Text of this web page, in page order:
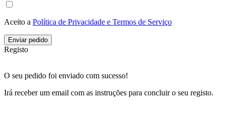
Aceito a Política de Privacidade e Termos de Serviço
Enviar pedido
Registo
O seu pedido foi enviado com sucesso!
Irá receber um email com as instruções para concluir o seu registo.